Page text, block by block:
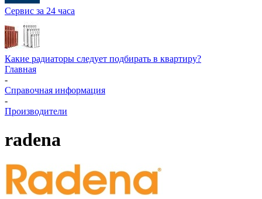
Сервис за 24 часа
Какие радиаторы следует подбирать в квартиру?
Главная
-
Справочная информация
-
Производители
radena